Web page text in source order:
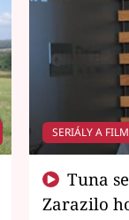
SERIÁLY A
Zarazilo